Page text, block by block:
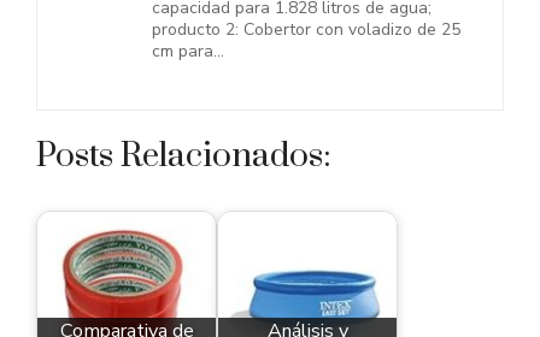
capacidad para 1.828 litros de agua;
producto 2: Cobertor con voladizo de 25
cm para...
Posts Relacionados:
Comparativa de
Análisis y